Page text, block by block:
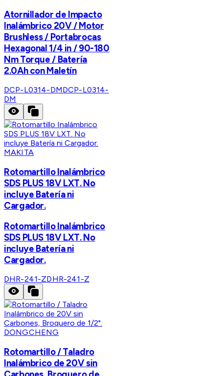
Atornillador de Impacto
Inalámbrico 20V / Motor
Brushless / Portabrocas
Hexagonal 1/4 in / 90-180
Nm Torque / Batería
2.0Ah con Maletín
DCP-L0314-DMDCP-L0314-
DM
MAKITA
Rotomartillo Inalámbrico
SDS PLUS 18V LXT. No
incluye Batería ni
Cargador.
Rotomartillo Inalámbrico
SDS PLUS 18V LXT. No
incluye Batería ni
Cargador.
DHR-241-ZDHR-241-Z
DONGCHENG
Rotomartillo / Taladro
Inalámbrico de 20V sin